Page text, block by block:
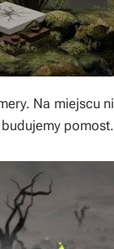
Na miejscu
pomost.